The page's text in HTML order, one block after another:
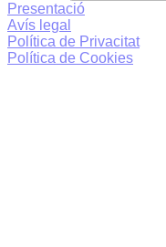
Presentació
Avís legal
Política de Privacitat
Política de Cookies